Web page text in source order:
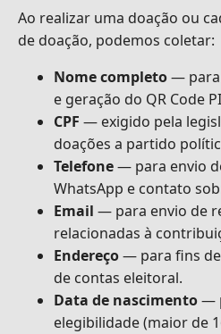
Ao realizar uma doação ou
de doação, podemos coletar:
Nome completo— para
e geração do QR Code
CPF — exigido pela
doações a partido
Telefone— para envio
WhatsApp e contato
Email — para envio de
relacionadas à
Endereço— para fins
de contas eleitoral.
Data de nascimento—
elegibilidade (maior de